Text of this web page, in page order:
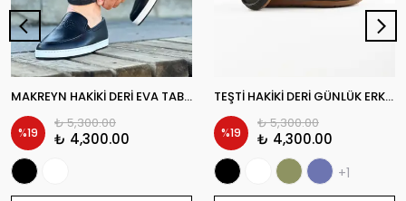
MAKREYN HAKİKİ DERİ EVA TABAN GÜNLÜK ERKEK CASUAL AYAKKABI
%19
₺ 5,300.00
₺ 4,300.00
TEŞTİ HAKİKİ DERİ GÜNLÜK ERKEK CASUAL AYAKKABI
%19
₺ 5,300.00
₺ 4,300.00
+1